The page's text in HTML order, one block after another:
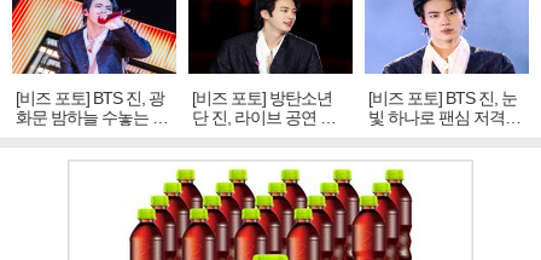
[비즈 포토] BTS 진, 광
화문 밤하늘 수놓는 '비
주얼 킹'의 열창
[비즈 포토] 방탄소년
단 진, 라이브 공연 중
빛나는 독보적 아우라
[비즈 포토] BTS 진, 눈
빛 하나로 팬심 저격…
독보적 카리스마